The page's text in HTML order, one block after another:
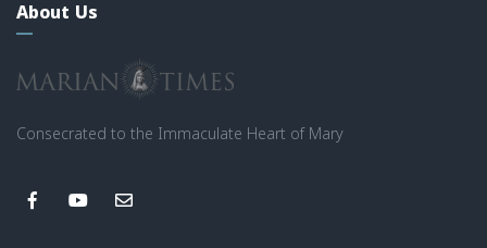
About Us
Consecrated to the Immaculate Heart of Mary